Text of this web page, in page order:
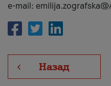
e-mail:
Назад